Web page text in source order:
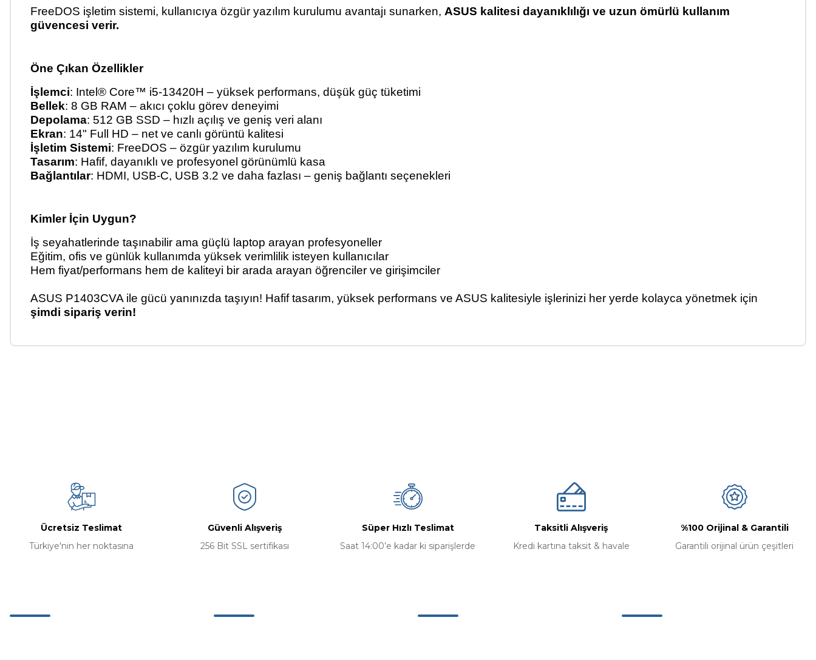
FreeDOS işletim sistemi, kullanıcıya özgür yazılım kurulumu avantajı sunarken, ASUS kalitesi dayanıklılığı ve uzun ömürlü kullanım
güvencesi verir.
Öne Çıkan Özellikler
İşlemci: Intel ® Core™ i5-13420H – yüksek performans, düşük güç tüketimi
Bellek: 8 GB RAM – akıcı çoklu görev deneyimi
Depolama: 512 GB SSD – hızlı açılış ve geniş veri alanı
Ekran: 14" Full HD – net ve canl ı görüntü kalitesi
İşletim Sistemi: FreeDOS – özgür yazılım kurulumu
Tasarım: Hafif, dayanıklı ve profesyonel görünümlü kasa
Bağlantılar: HDMI, USB-C, USB 3.2 ve daha fazlası – geniş bağlantı seçenekleri
Kimler İçin Uygun?
İş seyahatlerinde taşınabilir ama güçlü laptop arayan profesyoneller
Eğitim, ofis ve günlük kullanımda yüksek verimlilik isteyen kullanıcılar
Hem fiyat/performans hem de kaliteyi bir arada arayan öğrenciler ve girişimciler
ASUS P1403CVA ile gücü yanınızda taşıyın! Hafif tasarım, yüksek performans ve ASUS kalitesiyle işlerinizi her yerde kolayca yönetmek için
şimdi sipariş verin!
Bu ürüne benzer farklı alternatifler olmalı.
Ücretsiz Teslimat
Türkiye'nin her noktasına
Güvenli Alışveriş
256 Bit SSL sertifikası
Süper Hızlı Teslimat
Saat 14:00’e kadar ki siparişlerde
Taksitli Alışveriş
Kredi kartına taksit & havale
%100 Orijinal & Garantili
Garantili orijinal ürün çeşitleri